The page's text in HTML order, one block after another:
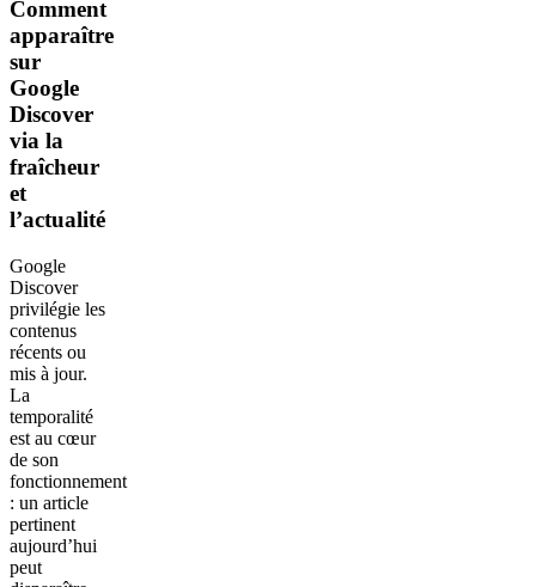
Comment
apparaître
sur
Google
Discover
via la
fraîcheur
et
l’actualité
Google
Discover
privilégie les
contenus
récents ou
mis à jour.
La
temporalité
est au cœur
de son
fonctionnement
: un article
pertinent
aujourd’hui
peut